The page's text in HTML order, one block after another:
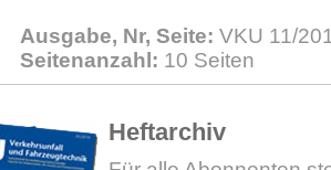
Ausgabe, Nr, Seite: VKU 11/
Seitenanzahl: 10 Seiten
Heftarchiv